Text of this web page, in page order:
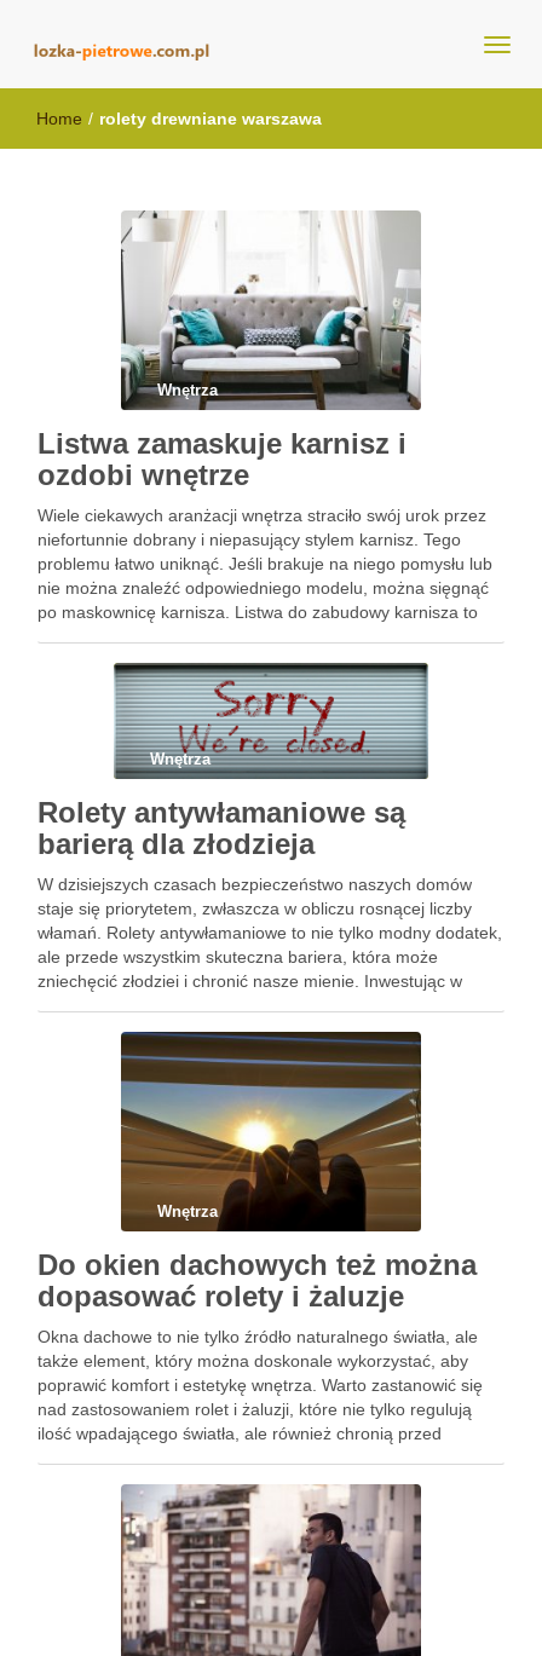
lozka-pietrowe.com.pl
Home / rolety drewniane warszawa
Wnętrza
Listwa zamaskuje karnisz i
ozdobi wnętrze
Wiele ciekawych aranżacji wnętrza straciło swój urok przez
niefortunnie dobrany i niepasujący stylem karnisz. Tego
problemu łatwo uniknąć. Jeśli brakuje na niego pomysłu lub
nie można znaleźć odpowiedniego modelu, można sięgnąć
po maskownicę karnisza. Listwa do zabudowy karnisza to
mieszkania. Zadziwiające jest, jak jeden …
Wnętrza
Rolety antywłamaniowe są
barierą dla złodzieja
W dzisiejszych czasach bezpieczeństwo naszych domów
staje się priorytetem, zwłaszcza w obliczu rosnącej liczby
włamań. Rolety antywłamaniowe to nie tylko modny dodatek,
ale przede wszystkim skuteczna bariera, która może
zniechęcić złodziei i chronić nasze mienie. Inwestując w
ale również możliwość obniżenia kosztów ubezpieczenia. …
Wnętrza
Do okien dachowych też można
dopasować rolety i żaluzje
Okna dachowe to nie tylko źródło naturalnego światła, ale
także element, który można doskonale wykorzystać, aby
poprawić komfort i estetykę wnętrza. Warto zastanowić się
nad zastosowaniem rolet i żaluzji, które nie tylko regulują
ilość wpadającego światła, ale również chronią przed
modeli może znacząco …